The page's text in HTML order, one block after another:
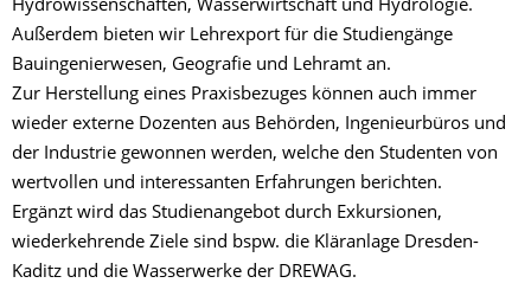
Hydrowissenschaften, Wasserwirtschaft und Hydrologie.
Außerdem bieten wir Lehrexport für die Studiengänge
Bauingenierwesen, Geografie und Lehramt an.
Zur Herstellung eines Praxisbezuges können auch immer
wieder externe Dozenten aus Behörden, Ingenieurbüros und
der Industrie gewonnen werden, welche den Studenten von
wertvollen und interessanten Erfahrungen berichten.
Ergänzt wird das Studienangebot durch Exkursionen,
wiederkehrende Ziele sind bspw. die Kläranlage Dresden-
Kaditz und die Wasserwerke der DREWAG.